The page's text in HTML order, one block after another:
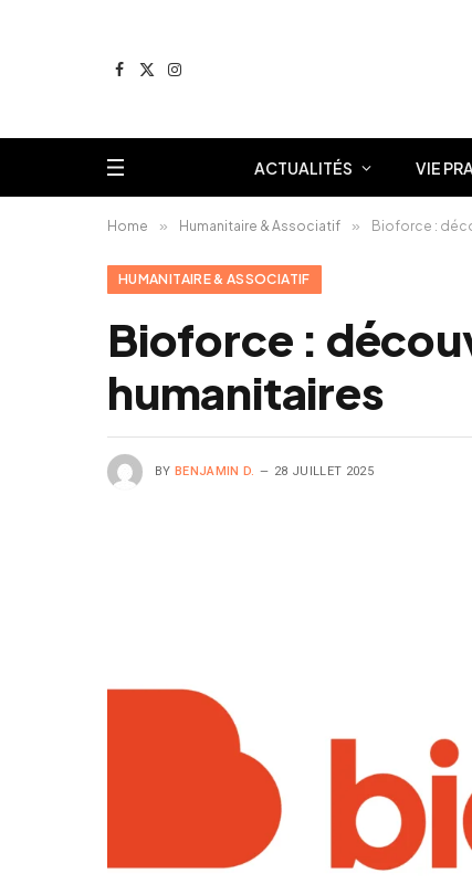
Facebook
X
Instagram
ACTUALITÉS VIE
Home » Humanitaire & Associatif » Bioforce :
HUMANITAIRE & ASSOCIATIF
Bioforce :
humanitaires
BY BENJAMIN D. 28 JUILLET 2025